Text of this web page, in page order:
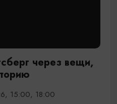
через вещи,
15:00, 18:00